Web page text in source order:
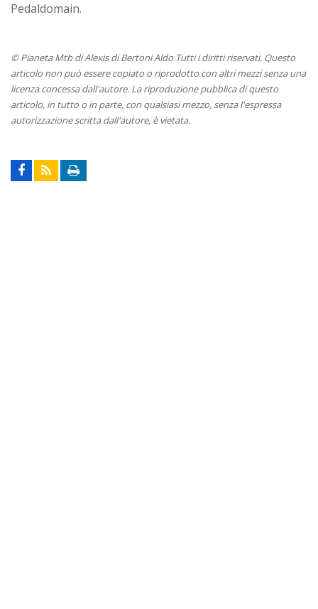
Pedaldomain.
© Pianeta Mtb di Alexis di Bertoni Aldo Tutti i diritti riservati. Questo
articolo non può essere copiato o riprodotto con altri mezzi senza una
licenza concessa dall'autore. La riproduzione pubblica di questo
articolo, in tutto o in parte, con qualsiasi mezzo, senza l'espressa
autorizzazione scritta dall'autore, è vietata.